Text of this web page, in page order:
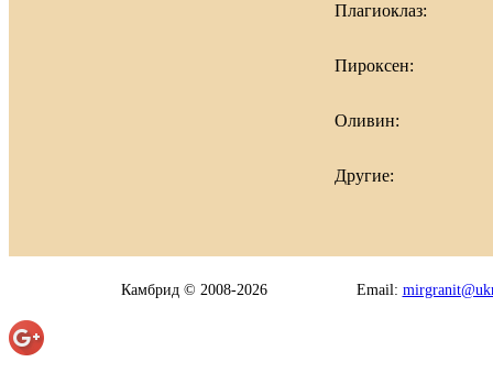
Плагиоклаз:
Пироксен:
Оливин:
Другие:
Камбрид © 2008-2026 Email: